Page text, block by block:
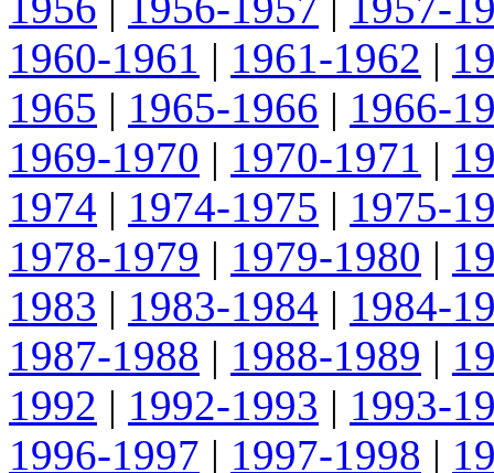
1960-1961 | 1961-1962 |
1965 | 1965-1966 | 1966-
1969-1970 | 1970-1971 |
1974 | 1974-1975 | 1975-
1978-1979 | 1979-1980 |
1983 | 1983-1984 | 1984-
1987-1988 | 1988-1989 |
1992 | 1992-1993 | 1993-
1996-1997 | 1997-1998 |